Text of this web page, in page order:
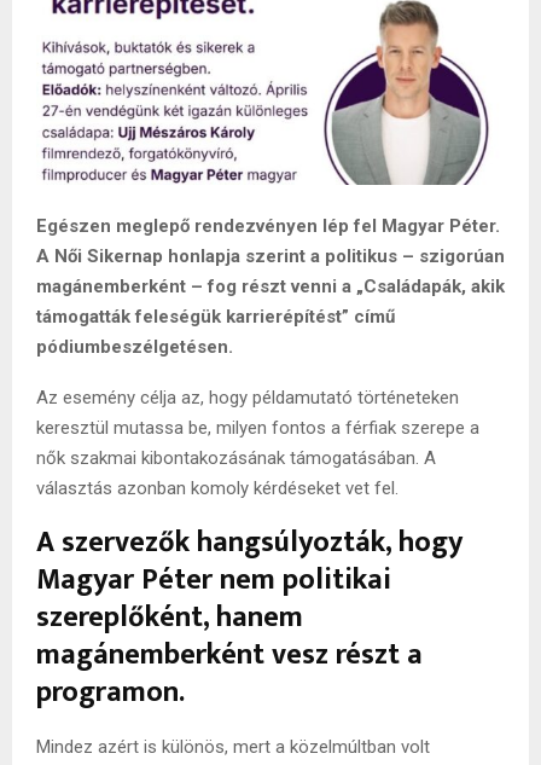
Egészen meglepő rendezvényen lép fel Magyar Péter.
A Női Sikernap honlapja szerint a politikus – szigorúan
magánemberként – fog részt venni a „Családapák, akik
támogatták feleségük karrierépítést” című
pódiumbeszélgetésen.
Az esemény célja az, hogy példamutató történeteken
keresztül mutassa be, milyen fontos a férfiak szerepe a
nők szakmai kibontakozásának támogatásában. A
választás azonban komoly kérdéseket vet fel.
A szervezők hangsúlyozták, hogy
Magyar Péter nem politikai
szereplőként, hanem
magánemberként vesz részt a
programon.
Mindez azért is különös, mert a közelmúltban volt